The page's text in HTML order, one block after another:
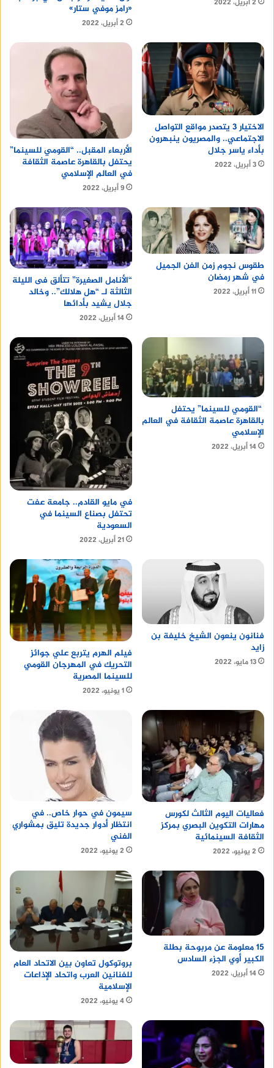
2 أبريل، 2022
«رامز موفي ستار»
2 أبريل، 2022
الاختيار 3 يتصدر مواقع التواصل
الاجتماعي.. والمصريون ينبهرون
بأداء ياسر جلال
3 أبريل، 2022
الأربعاء المقبل.. “القومي للسينما”
يحتفل بالقاهرة عاصمة الثقافة
في العالم الإسلامي
9 أبريل، 2022
طقوس نجوم زمن الفن الجميل
في شهر رمضان
11 أبريل، 2022
“الأنامل الصغيرة” تتألق فى الليلة
الثالثة لـ “هل هلالك”.. وخالد
جلال يشيد بأدائها
14 أبريل، 2022
“القومي للسينما” يحتفل
بالقاهرة عاصمة الثقافة في العالم
الإسلامي
14 أبريل، 2022
في مايو القادم.. جامعة عفت
تحتفل بصناع السينما في
السعودية
21 أبريل، 2022
فنانون ينعون الشيخ خليفة بن
زايد
13 مايو، 2022
فيلم الهرم يتربع علي جوائز
التحريك في المهرجان القومي
للسينما المصرية
1 يونيو، 2022
فعاليات اليوم الثالث لكورس
مهارات التكوين البصري بمركز
الثقافة السينمائية
2 يونيو، 2022
سيمون في حوار خاص.. في
انتظار أدوار جديدة تليق بمشواري
الفني
2 يونيو، 2022
15 معلومة عن مربوحة بطلة
الكبير أوي الجزء السادس
14 أبريل، 2022
بروتوكول تعاون بين الاتحاد العام
للفنانين العرب واتحاد الإذاعات
الإسلامية
4 يونيو، 2022